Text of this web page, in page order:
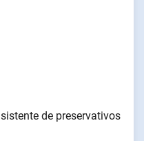
de preservativos